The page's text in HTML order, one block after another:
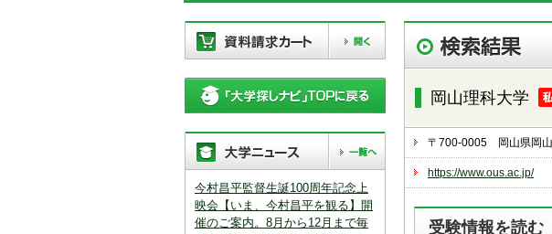
現在、以下の学校を「資料請求カー
ト」に登録しています。「資料請求
カート」に登録できる学校は20校ま
リストから「削除」ボタンで登録を
削除して下さい。
「資料請求カート」の登録情報は、アクセ
スを中断すると消えてしまいます。ご注意
下さい。
今村昌平監督生誕100周年記念上
映会【いま、今村昌平を観る】開
催のご案内。8月から12月まで毎
岡山理科大学
〒700-0005 岡山県岡山
https://www.ous.ac.jp/
受験情報を読む